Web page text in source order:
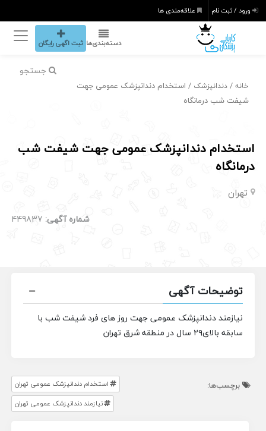
ورود / ثبت نام علاقه‌مندی ها
دسته‌بندی‌ها ثبت اگهی رایگان
جستجو
خانه /دندانپزشک / استخدام دندانپزشک عمومی جهت
شیفت شب درمانگاه
استخدام دندانپزشک عمومی جهت شیفت شب
درمانگاه
تهران
شماره آگهی: 449837
توضیحات آگهی
نیازمند دندانپزشک عمومی جهت روز های فرد شیفت شب با
سابقه بالای۲۹ سال در منطقه شرق تهران
برچسب‌ها:
استخدام دندانپزشک عمومی تهران
نیازمند دندانپزشک عمومی تهران